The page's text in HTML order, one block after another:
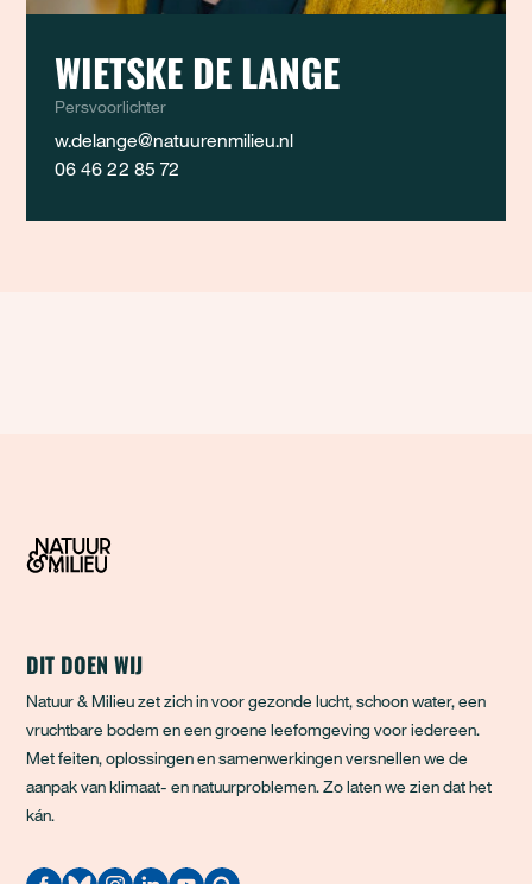
WIETSKE DE LANGE
Persvoorlichter
w.delange@natuurenmilieu.nl
06 46 22 85 72
DIT DOEN WIJ
Natuur & Milieu zet zich in voor gezonde lucht, schoon water, een
vruchtbare bodem en een groene leefomgeving voor iedereen.
Met feiten, oplossingen en samenwerkingen versnellen we de
aanpak van klimaat- en natuurproblemen. Zo laten we zien dat het
kán.